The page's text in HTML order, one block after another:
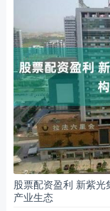
股票配资盈利 新紫
产业生态